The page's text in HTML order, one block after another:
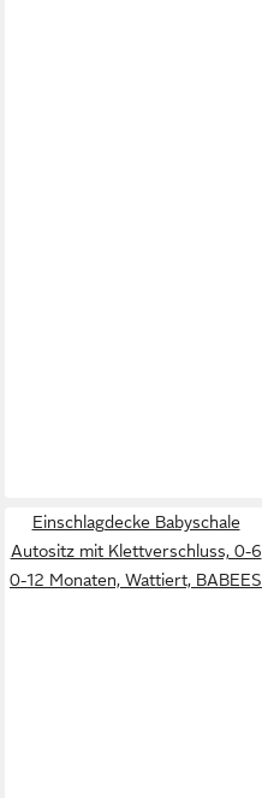
Einschlagdecke Babyschale
Autositz mit Klettverschluss, 0-6
0-12 Monaten, Wattiert, BABEES